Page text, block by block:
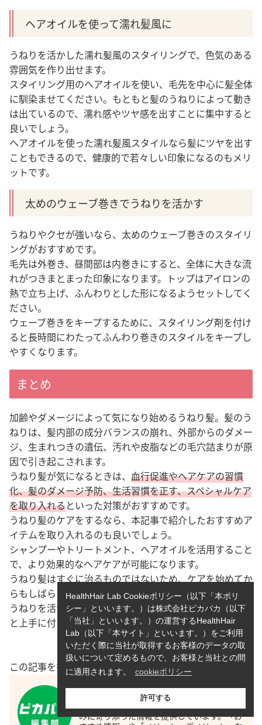
ヘアオイルを使って濡れ髪風に
うねりを活かした濡れ髪風のスタイリングで、色気のある
雰囲気を作り出せます。
スタイリング用のヘアオイルを使い、毛先を中心に髪全体
に馴染ませてください。もともと髪のうねりによって動き
は出ているので、濡れ感やツヤ感を出すことに集中すると
良いでしょう。
ヘアオイルを使った濡れ髪風スタイルなら髪にツヤを出す
こともできるので、健康的で若々しい印象になるのもメリ
ットです。
太めのウェーブ巻きでうねりを活かす
うねりやクセが強いなら、太めのウェーブ巻きのスタイリ
ングがおすすめです。
毛先は外巻き、昼間部は内巻きにすると、全体に大きな流
れがつきまとまった印象になります。トップはアイロンの
熱で立ち上げ、ふんわりとした形になるようセットしてく
ださい。
ウェーブ巻きをキープするために、スタイリング剤を付け
ると長時間にわたってふんわり巻きのスタイルをキープし
やすくなります。
まとめ
加齢やダメージによって気になり始めるうねり髪。髪のう
ねりは、髪内部の成分バランスの崩れ、外部からのダメー
ジ、生まれつきの遺伝、汚れや皮脂などの毛穴詰まりが原
因で引き起こされます。
うねり髪が気になるときは、 血行促進やヘアケアの習慣
化、髪のダメージ予防、生活習慣を正す、スペシャルケア
を取り入れるといった対策がおすすめです。
うねり髪のケアをするなら、本記事で紹介したおすすめア
イテムを取り入れるのも良いでしょう。
シャンプーやトリートメント、ヘアオイルを活用すること
で、より効果的なヘアケアが可能になります。
うねり髪はすぐに治るものではないため、ケアを始めてか
らもしばらくは向き合っていく必要があります。
うねりを活かしたスタイリングなども取り入れ、うねり髪
と上手に付き合っていきましょう。
この記事を書いた人
ピカパカ編集部
HealthHair Labでは、女性の髪や頭皮のお悩
みに寄り添った情報を提供しています。「お
HealthHair Lab Cookieポリシー（以下「本ポリ
シー」といいます。）は株式会社ピカパカ（以下
「当社」といいます。）の運営するHealthHair
Lab（以下「本サイト」といいます。）をご利用
いただく際に当社が取得するお客様のデータの取
扱いについて定めるもので、お客様と当社との間
に適用されます。
cookieポリシー
許可する